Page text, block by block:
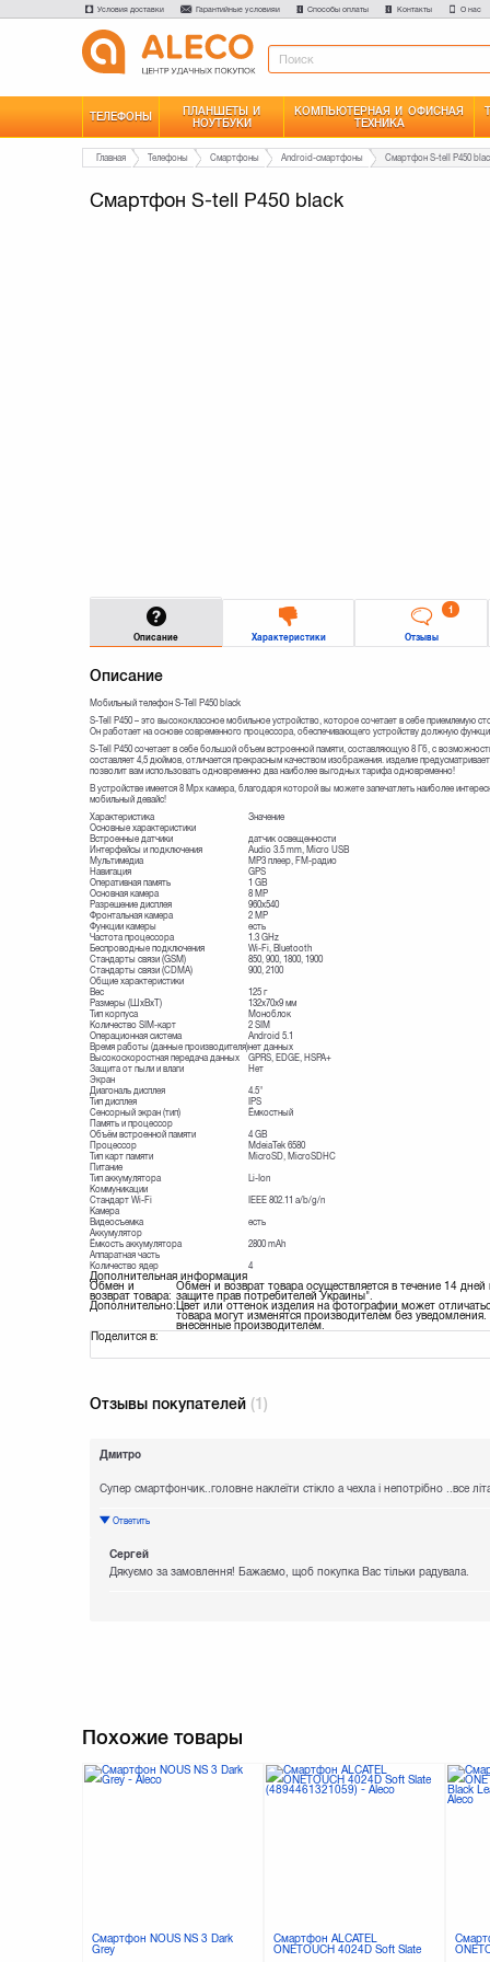
Условия доставки Гарантийные условияи Способы оплаты Контакты О нас
ТЕЛЕФОНЫ
ПЛАНШЕТЫ И
НОУТБУКИ
КОМПЬЮТЕРНАЯ И ОФИСНАЯ
ТЕХНИКА
Главная Телефоны Смартфоны Android-смартфоны Смартфон S-tell P450
Смартфон S-tell P450 black
Описание Характеристики
1
Отзывы
Описание
Мобильный телефон S-Tell P450 black
S-Tell P450 – это высококлассное мобильное устройство, которое сочетает в себе приемлемую
Он работает на основе современного процессора, обеспечивающего устройству должную
S-Tell P450 сочетает в себе большой объем встроенной памяти, составляющую 8 Гб, с
составляет 4,5 дюймов, отличается прекрасным качеством изображения. изделие
позволит вам использовать одновременно два наиболее выгодных тарифа одновременно!
В устройстве имеется 8 Mpx камера, благодаря которой вы можете запечатлеть наиболее
мобильный девайс!
Характеристика
Значение
Основные характеристики
Встроенные датчики
датчик освещенности
Интерфейсы и подключения
Audio 3.5 mm, Micro USB
Мультимедиа
MP3 плеер, FM-радио
Навигация
GPS
Оперативная память
1 GB
Основная камера
8 MP
Разрешение дисплея
960x540
Фронтальная камера
2 MP
Функции камеры
есть
Частота процессора
1.3 GHz
Беспроводные подключения
Wi-Fi, Bluetooth
Стандарты связи (GSM)
850, 900, 1800, 1900
Стандарты связи (CDMA)
900, 2100
Общие характеристики
Вес
125 г
Размеры (ШxВxТ)
132х70х9 мм
Тип корпуса
Моноблок
Количество SIM-карт
2 SIM
Операционная система
Android 5.1
Время работы (данные производителя)нет данных
Высокоскоростная передача данных
GPRS, EDGE, HSPA+
Защита от пыли и влаги
Нет
Экран
Диагональ дисплея
4.5"
Тип дисплея
IPS
Сенсорный экран (тип)
Ёмкостный
Память и процессор
Объём встроенной памяти
4 GB
Процессор
MdeiaTek 6580
Тип карт памяти
MicroSD, MicroSDHC
Питание
Тип аккумулятора
Li-Ion
Коммуникации
Стандарт Wi-Fi
IEEE 802.11 a/b/g/n
Камера
Видеосъемка
есть
Аккумулятор
Ёмкость аккумулятора
2800 mAh
Аппаратная часть
Количество ядер
4
Дополнительная информация
Обмен и
возврат товара:
Обмен и возврат товара осуществляется в течение 14
защите прав потребителей Украины".
Дополнительно:Цвет или оттенок изделия на фотографии может
товара могут изменятся производителем без
внесенные производителем.
Поделится в:
Отзывы покупателей (1)
Дмитро
Супер смартфончик..головне наклеїти стікло а чехла і непотрібно ..все
Ответить
Сергей
Дякуємо за замовлення! Бажаємо, щоб покупка Вас тільки радувала.
Похожие товары
Смартфон NOUS NS 3 Dark
Grey
Смартфон ALCATEL
ONETOUCH 4024D Soft Slate